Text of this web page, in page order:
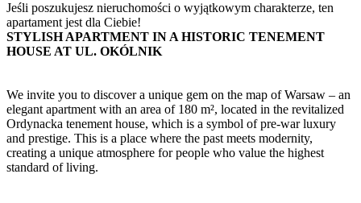
Jeśli poszukujesz nieruchomości o wyjątkowym charakterze, ten
apartament jest dla Ciebie!
STYLISH APARTMENT IN A HISTORIC TENEMENT
HOUSE AT UL. OKÓLNIK
We invite you to discover a unique gem on the map of Warsaw – an
elegant apartment with an area of 180 m², located in the revitalized
Ordynacka tenement house, which is a symbol of pre-war luxury
and prestige. This is a place where the past meets modernity,
creating a unique atmosphere for people who value the highest
standard of living.